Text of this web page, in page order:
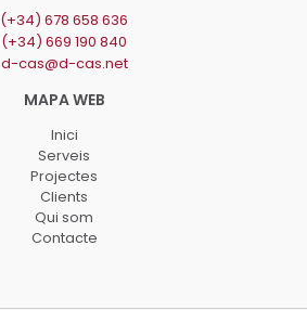
(+34) 678 658 636
(+34) 669 190 840
d-cas@d-cas.net
Inici
Serveis
Projectes
Clients
Qui som
Contacte